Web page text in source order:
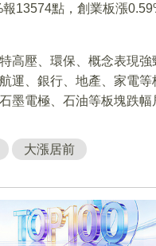
13574點，創業板漲
高壓、環保、概念表現
運、銀行、地產、家電
墨電極、石油等板塊跌幅
大漲居前